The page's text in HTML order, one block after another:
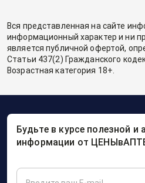
Вся представленная на сайте
информационный характер и ни
является публичной офертой,
Статьи 437(2) Гражданского
Возрастная категория 18+.
Будьте в курсе полезной и
информации от